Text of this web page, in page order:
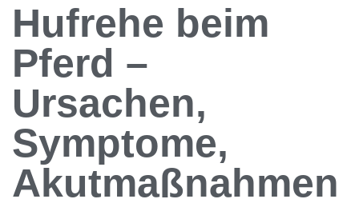
Hufrehe beim
Pferd –
Ursachen,
Symptome,
Akutmaßnahmen